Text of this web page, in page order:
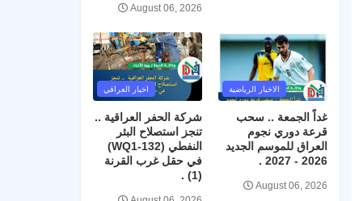
August 06, 2026
الاخبار الرياضية
غداً الجمعة .. سحب
قرعة دوري نجوم
العراق للموسم الجديد
2026 - 2027 .
August 06, 2026
اخبار العراقي
شركة الحفر العراقية ..
تنجز استصلاح البئر
النفطي (WQ1-132)
في حقل غرب القرنة
(1) .